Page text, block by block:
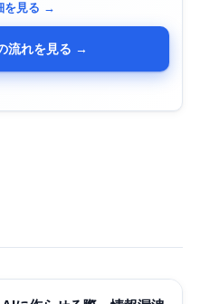
を見る →
流れを見る →